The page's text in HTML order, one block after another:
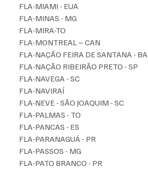
FLA-MIAMI - EUA
FLA-MINAS - MG
FLA-MIRA-TO
FLA-MONTREAL – CAN
FLA-NAÇÃO FEIRA DE SANTANA - BA
FLA-NAÇÃO RIBEIRÃO PRETO - SP
FLA-NAVEGA - SC
FLA-NAVIRAÍ
FLA-NEVE - SÃO JOAQUIM - SC
FLA-PALMAS - TO
FLA-PANCAS - ES
FLA-PARANAGUÁ - PR
FLA-PASSOS - MG
FLA-PATO BRANCO - PR